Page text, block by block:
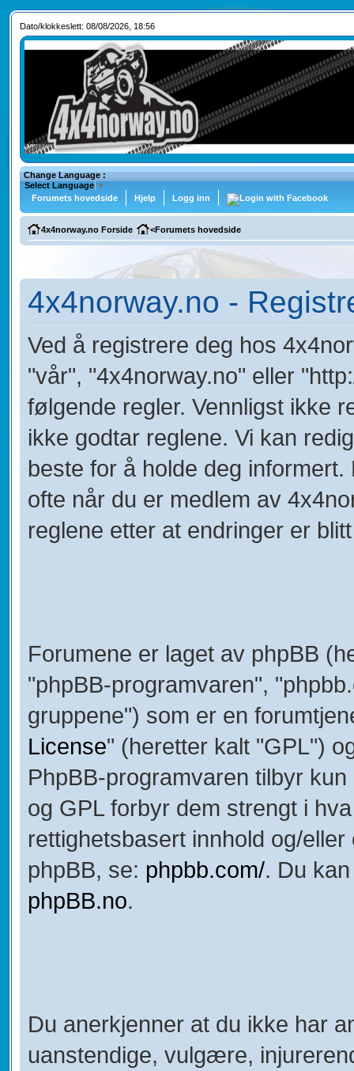
Dato/klokkeslett: 08/08/2026, 18:56
Change Language :
Select Language ▼
Forumets hovedside
Hjelp Logg inn
4x4norway.no Forside <Forumets hovedside
4x4norway.no -
Ved å registrere deg hos
"vår", "4x4norway.no" eller
følgende regler. Vennligst ikke
ikke godtar reglene. Vi kan
beste for å holde deg
ofte når du er medlem av
reglene etter at endringer er
Forumene er laget av phpBB
"phpBB-programvaren",
gruppene") som er en
License" (heretter kalt "GPL")
PhpBB-programvaren tilbyr
og GPL forbyr dem strengt i
rettighetsbasert innhold og/
phpBB, se: phpbb.com/. Du
phpBB.no.
Du anerkjenner at du ikke har
uanstendige, vulgære,